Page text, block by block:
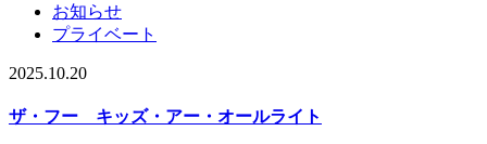
お知らせ
プライベート
2025.10.20
ザ・フー キッズ・アー・オールライト